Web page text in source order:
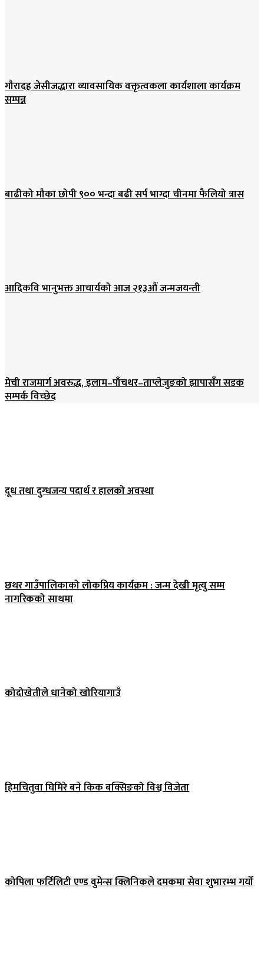
गौरादह जेसीजद्धारा व्यावसायिक वक्तृत्वकला कार्यशाला कार्यक्रम
सम्पन्न
बाढीको मौका छोपी ९०० भन्दा बढी सर्प भाग्दा चीनमा फैलियो त्रास
आदिकवि भानुभक्त आचार्यको आज २१३औं जन्मजयन्ती
मेची राजमार्ग अवरुद्ध, इलाम–पाँचथर–ताप्लेजुङको झापासँग सडक
सम्पर्क विच्छेद
दूध तथा दुग्धजन्य पदार्थ र हालको अवस्था
छथर गाउँपालिकाको लोकप्रिय कार्यक्रम : जन्म देखी मृत्यु सम्म
नागरिकको साथमा
कोदोखेतीले धानेको खोरियागाउँ
हिमचितुवा घिमिरे बने किक बक्सिङको विश्व विजेता
कोपिला फर्टिलिटी एण्ड वुमेन्स क्लिनिकले दमकमा सेवा शुभारम्भ गर्यो